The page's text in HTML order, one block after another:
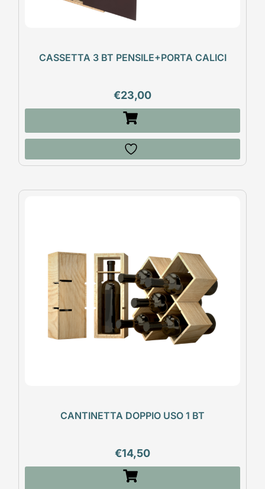
CASSETTA 3 BT PENSILE+PORTA CALICI
€23,00
CANTINETTA DOPPIO USO 1 BT
€14,50